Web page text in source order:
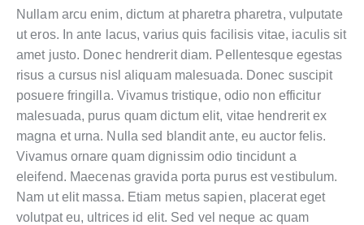
Nullam arcu enim, dictum at pharetra pharetra, vulputate
ut eros. In ante lacus, varius quis facilisis vitae, iaculis sit
amet justo. Donec hendrerit diam. Pellentesque egestas
risus a cursus nisl aliquam malesuada. Donec suscipit
posuere fringilla. Vivamus tristique, odio non efficitur
malesuada, purus quam dictum elit, vitae hendrerit ex
magna et urna. Nulla sed blandit ante, eu auctor felis.
Vivamus ornare quam dignissim odio tincidunt a
eleifend. Maecenas gravida porta purus est vestibulum.
Nam ut elit massa. Etiam metus sapien, placerat eget
volutpat eu, ultrices id elit. Sed vel neque ac quam